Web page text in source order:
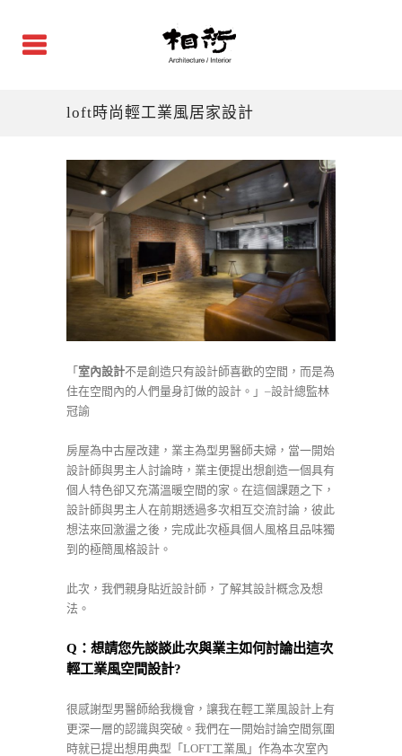
loft時尚輕工業風居家設計
「 室內設計不是創造只有設計師喜歡的空間，而是為
住在空間內的人們量身訂做的設計。」–設計總監林
冠諭
房屋為中古屋改建，業主為型男醫師夫婦，當一開始
設計師與男主人討論時，業主便提出想創造一個具有
個人特色卻又充滿溫暖空間的家。在這個課題之下，
設計師與男主人在前期透過多次相互交流討論，彼此
想法來回激盪之後，完成此次極具個人風格且品味獨
到的極簡風格設計。
此次，我們親身貼近設計師，了解其設計概念及想
法。
Q ：想請您先談談此次與業主如何討論出這次
輕工業風空間設計?
很感謝型男醫師給我機會，讓我在輕工業風設計上有
更深一層的認識與突破。我們在一開始討論空間氛圍
時就已提出想用典型「LOFT工業風」作為本次室內